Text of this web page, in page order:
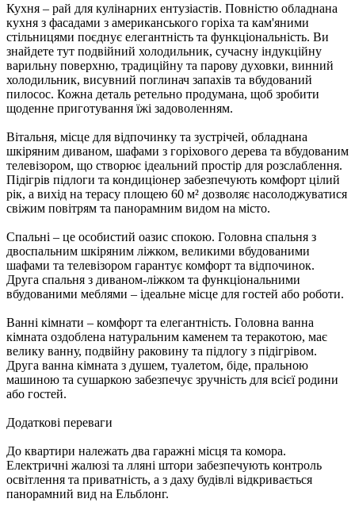
Кухня – рай для кулінарних ентузіастів. Повністю обладнана
кухня з фасадами з американського горіха та кам'яними
стільницями поєднує елегантність та функціональність. Ви
знайдете тут подвійний холодильник, сучасну індукційну
варильну поверхню, традиційну та парову духовки, винний
холодильник, висувний поглинач запахів та вбудований
пилосос. Кожна деталь ретельно продумана, щоб зробити
щоденне приготування їжі задоволенням.
Вітальня, місце для відпочинку та зустрічей, обладнана
шкіряним диваном, шафами з горіхового дерева та вбудованим
телевізором, що створює ідеальний простір для розслаблення.
Підігрів підлоги та кондиціонер забезпечують комфорт цілий
рік, а вихід на терасу площею 60 м² дозволяє насолоджуватися
свіжим повітрям та панорамним видом на місто.
Спальні – це особистий оазис спокою. Головна спальня з
двоспальним шкіряним ліжком, великими вбудованими
шафами та телевізором гарантує комфорт та відпочинок.
Друга спальня з диваном-ліжком та функціональними
вбудованими меблями – ідеальне місце для гостей або роботи.
Ванні кімнати – комфорт та елегантність. Головна ванна
кімната оздоблена натуральним каменем та теракотою, має
велику ванну, подвійну раковину та підлогу з підігрівом.
Друга ванна кімната з душем, туалетом, біде, пральною
машиною та сушаркою забезпечує зручність для всієї родини
або гостей.
Додаткові переваги
До квартири належать два гаражні місця та комора.
Електричні жалюзі та лляні штори забезпечують контроль
освітлення та приватність, а з даху будівлі відкривається
панорамний вид на Ельблонг.